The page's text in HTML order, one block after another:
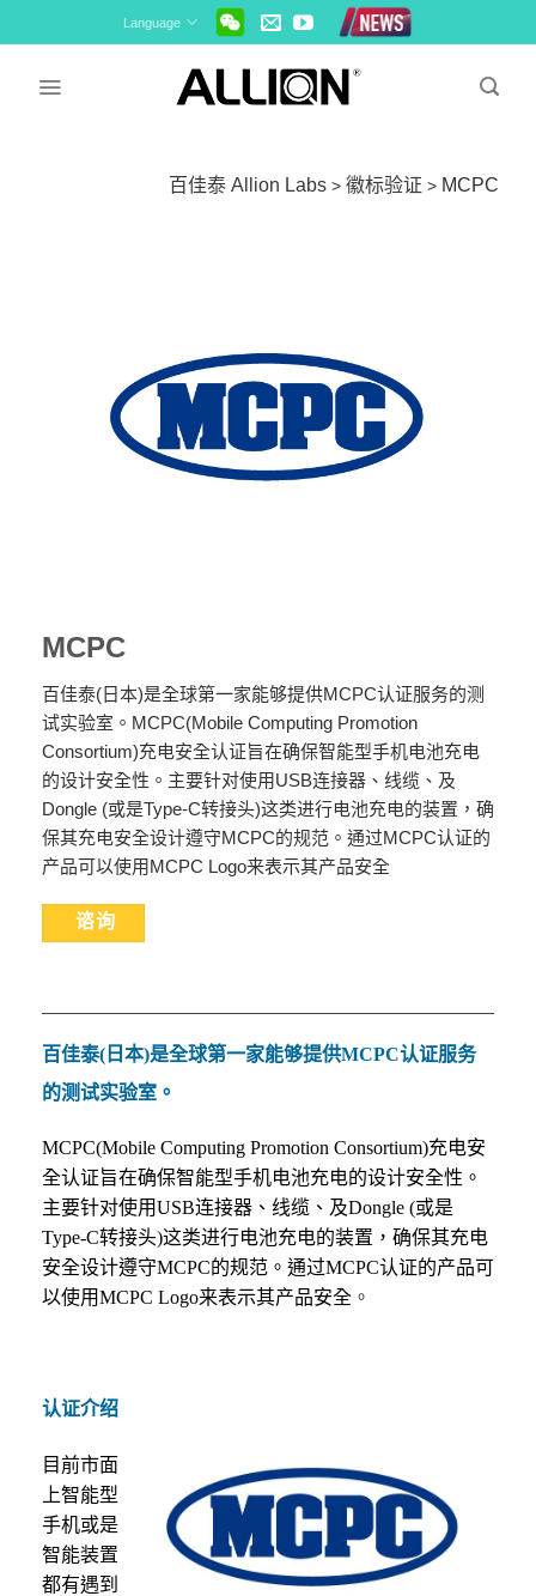
to
Language
百佳泰 Allion Labs> 徽标验证 > MCPC
MCPC
百佳泰(日本)是全球第一家能够提供MCPC认证服务的测
试实验室。MCPC(Mobile Computing Promotion
Consortium)充电安全认证旨在确保智能型手机电池充电
的设计安全性。主要针对使用USB连接器、线缆、及
Dongle (或是Type-C转接头)这类进行电池充电的装置，确
保其充电安全设计遵守MCPC的规范。通过MCPC认证的
产品可以使用MCPC Logo来表示其产品安全
谘询
百佳泰( 日本)是全球第一家能够提供MCPC认证服务
的测试实验室。
MCPC(Mobile Computing Promotion Consortium)充电安
全认证旨在确保智能型手机电池充电的设计安全性。
主要针对使用USB连接器、线缆、及Dongle (或是
Type-C转接头)这类进行电池充电的装置，确保其充电
安全设计遵守MCPC的规范。通过MCPC认证的产品可
以使用MCPC Logo来表示其产品安全 。
认证介绍
目前市面
上智能型
手机或是
智能装置
都有遇到